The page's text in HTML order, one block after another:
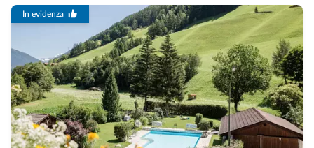
In evidenza